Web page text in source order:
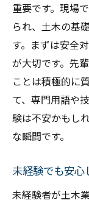
重要です。現場
られ、土木の基
す。まずは安全
が大切です。先
ことは積極的に
て、専門用語や
験は不安かもし
な瞬間です。
未経験でも安心
未経験者が土木